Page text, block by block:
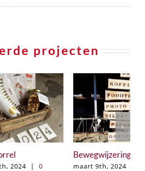
projecten
0
Bewegwijzering
maart 9th, 2024 |
0